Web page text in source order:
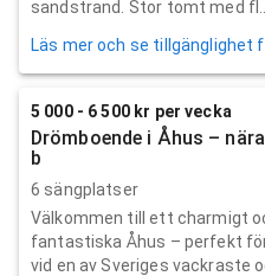
sandstrand. Stor tomt med fl...
Läs mer och se tillgänglighet
5 000 - 6 500 kr per vecka
Drömboende i Åhus –
b
6 sängplatser
Välkommen till ett charmigt
fantastiska Åhus – perfekt
vid en av Sveriges vackraste